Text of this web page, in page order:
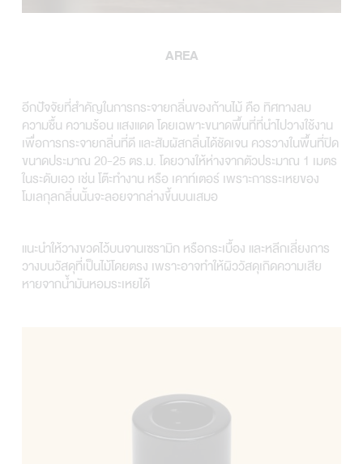
AREA
อีกปัจจัยที่สำคัญในการกระจายกลิ่นของก้านไม้ คือ ทิศทางลม
ความชื้น ความร้อน แสงแดด โดยเฉพาะขนาดพื้นที่ที่นำไปวางใช้งาน
เพื่อการกระจายกลิ่นที่ดี และสัมผัสกลิ่นได้ชัดเจน ควรวางในพื้นที่ปิด
ขนาดประมาณ 20-25 ตร.ม. โดยวางให้ห่างจากตัวประมาณ 1 เมตร
ในระดับเอว เช่น โต๊ะทำงาน หรือ เคาท์เตอร์ เพราะการระเหยของ
โมเลกุลกลิ่นนั้นจะลอยจากล่างขึ้นบนเสมอ
แนะนำให้วางขวดไว้บนจานเซรามิก หรือกระเบื้อง และหลีกเลี่ยงการ
วางบนวัสดุที่เป็นไม้โดยตรง เพราะอาจทำให้ผิววัสดุเกิดความเสีย
หายจากน้ำมันหอมระเหยได้